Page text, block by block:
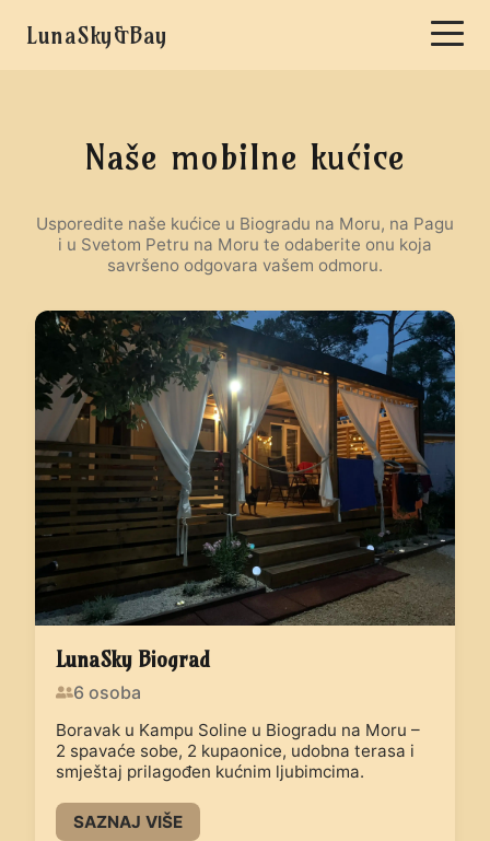
LunaSky&Bay
Naše mobilne kućice
Usporedite naše kućice u Biogradu na Moru, na Pagu
i u Svetom Petru na Moru te odaberite onu koja
savršeno odgovara vašem odmoru.
LunaSky Biograd
6 osoba
Boravak u Kampu Soline u Biogradu na Moru –
2 spavaće sobe, 2 kupaonice, udobna terasa i
smještaj prilagođen kućnim ljubimcima.
SAZNAJ VIŠE